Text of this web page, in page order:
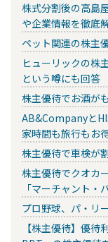
株式分割後の高島
や企業情報を徹底
ペット関連の株主
ヒューリックの株
という噂にも回答
株主優待でお酒が
AB&Companyと
家時間も旅行もお
株主優待で車検が
株主優待でクオカ
「マーチャント・
プロ野球、パ・リ
【株主優待】優